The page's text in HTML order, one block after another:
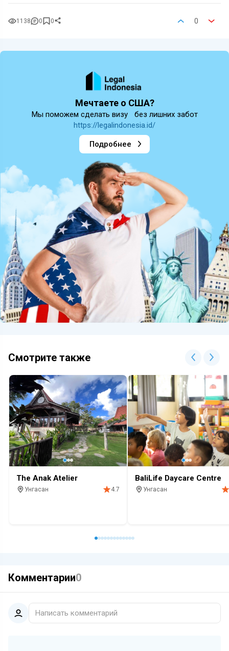
1138 0 0 0
Мечтаете о США?
Мы поможем сделать визу без лишних забот
https://legalindonesia.id/
Подробнее
Смотрите также
The Anak Atelier
Унгасан
4.7
BaliLife Daycare Centre
Унгасан
Комментарии0
Написать комментарий